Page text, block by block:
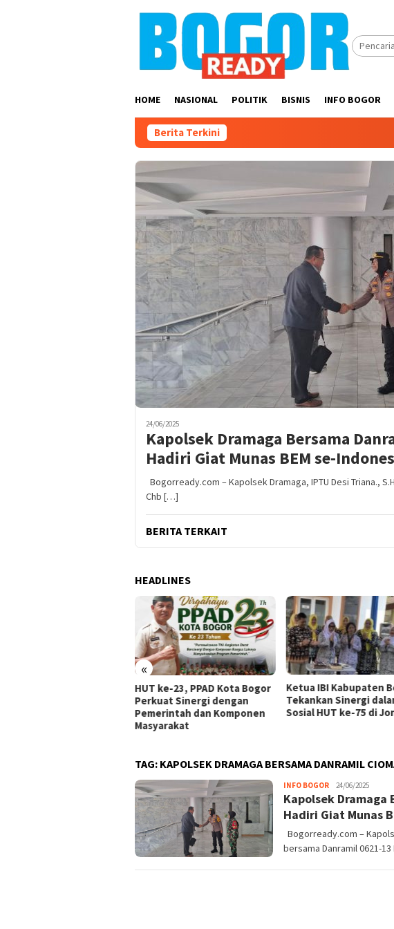
HOME NASIONAL POLITIK BISNIS INFO BOGOR
Berita Terkini
24/06/2025
Kapolsek Dramaga Bersama
Hadiri Giat Munas BEM se-
Bogorready.com – Kapolsek Dramaga, IPTU Desi Triana.,
Chb […]
BERITA TERKAIT
HEADLINES
«
HUT ke-23, PPAD Kota Bogor
Pemerintah dan Komponen
Ketua IBI Kabupaten Bogor
Tekankan Sinergi dalam Bakti
Sosial HUT ke-75 di Jonggol
Aksi Jum’at
Cimande Hilir
Gotong Royong
TAG: KAPOLSEK DRAMAGA BERSAMA DANRAMIL
INFO BOGOR Tim
Bogor
24/06/2025
Kapolsek Dramaga
Hadiri Giat Munas
Bogorready.com –
bersama Danramil 0621-